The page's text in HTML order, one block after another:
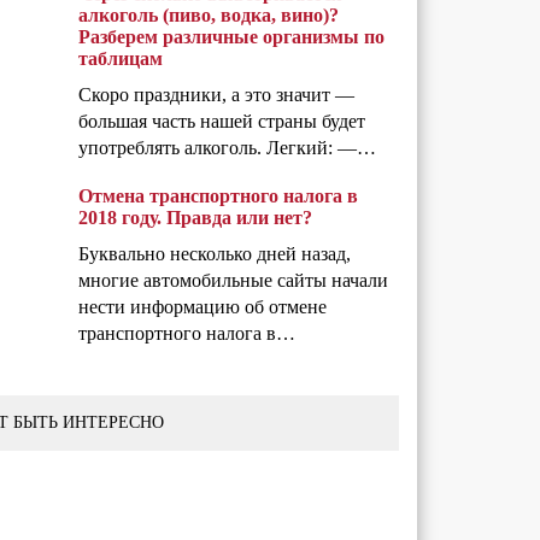
алкоголь (пиво, водка, вино)?
Разберем различные организмы по
таблицам
Скоро праздники, а это значит —
большая часть нашей страны будет
употреблять алкоголь. Легкий: —…
Отмена транспортного налога в
2018 году. Правда или нет?
Буквально несколько дней назад,
многие автомобильные сайты начали
нести информацию об отмене
транспортного налога в…
БЫТЬ ИНТЕРЕСНО